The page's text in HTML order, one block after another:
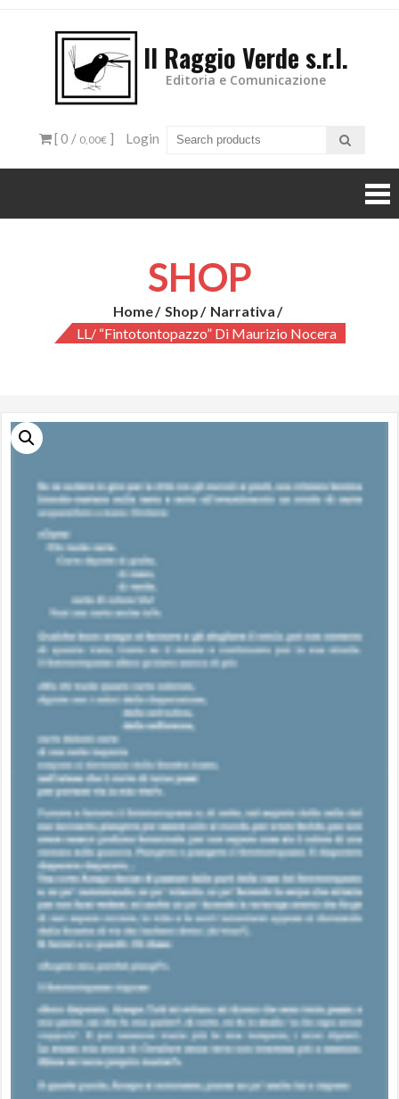
Il Raggio Verde s.r.l.
Editoria e Comunicazione
[ 0 / 0,00€] Login
SHOP
Home Shop
Narrativa
LL/ “Fintotontopazzo” Di Maurizio Nocera